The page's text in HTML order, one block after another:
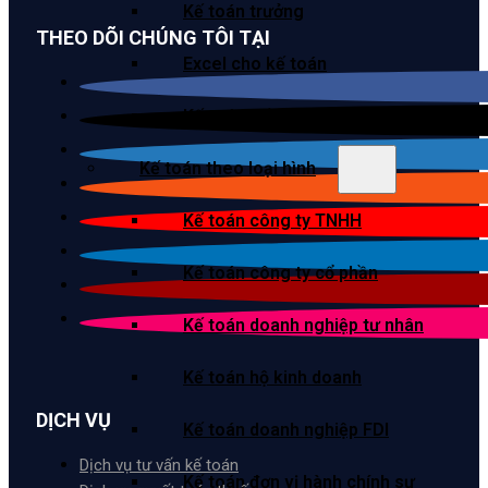
Kế toán trưởng
Excel cho kế toán
Kế toán tiếng Trung
Kế toán theo loại hình
Kế toán công ty TNHH
Kế toán công ty cổ phần
Kế toán doanh nghiệp tư nhân
Kế toán hộ kinh doanh
Kế toán doanh nghiệp FDI
Kế toán đơn vị hành chính sự
THEO DÕI CHÚNG TÔI TẠI
DỊCH VỤ
Dịch vụ tư vấn kế toán